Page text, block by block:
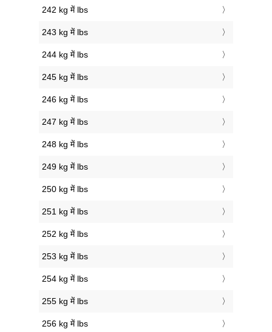
242 kg में lbs
243 kg में lbs
244 kg में lbs
245 kg में lbs
246 kg में lbs
247 kg में lbs
248 kg में lbs
249 kg में lbs
250 kg में lbs
251 kg में lbs
252 kg में lbs
253 kg में lbs
254 kg में lbs
255 kg में lbs
256 kg में lbs